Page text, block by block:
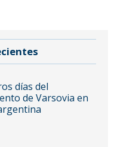
días del
de Varsovia en